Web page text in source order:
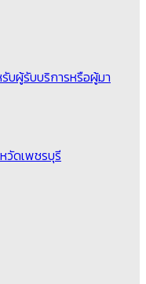
บผู้รับบริการหรือผู้มา
วัดเพชรบุรี